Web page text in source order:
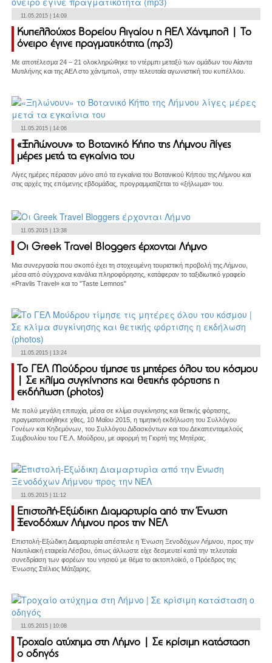
11.05.2015 | 14:09
Κυπελλούχος Βορείου Αιγαίου η ΑΕΛ Χάντμπολ | Το
όνειρο έγινε πραγματικότητα (mp3)
Με αποτέλεσμα 24 – 21 ολοκληρώθηκε το ντέρμπι μεταξύ των ομάδων του Αίαντα
Μυτιλήνης και της ΑΕΛ στο χάντμπολ, στην τελευταία αγωνιστική του κυπέλλου.
11.05.2015 | 14:06
«Ξηλώνουν» το Βοτανικό Κήπο της Λήμνου λίγες
μέρες μετά τα εγκαίνια του
Λίγες ημέρες πέρασαν μόνο από τα εγκαίνια του Βοτανικού Κήπου της Λήμνου και
στις αρχές της επόμενης εβδομάδας, προγραμματίζεται το «ξήλωμα» του.
11.05.2015 | 13:38
Οι Greek Travel Bloggers έρχονται Λήμνο
Μια συνεργασία που σκοπό έχει τη στοχευμένη τουριστική προβολή της Λήμνου,
μέσα από σύγχρονα κανάλια πληροφόρησης, κατάφεραν το ταξιδιωτικό γραφείο
«Pravlis Travel» και το "Taste Lemnos"
11.05.2015 | 13:24
Το ΓΕΛ Μούδρου τίμησε τις μητέρες όλου του κόσμου
| Σε κλίμα συγκίνησης και θετικής φόρτισης η
εκδήλωση (photos)
Με πολύ μεγάλη επιτυχία, μέσα σε κλίμα συγκίνησης και θετικής φόρτισης,
πραγματοποιήθηκε χθες, 10 Μαΐου 2015, η τιμητική εκδήλωση του Συλλόγου
Γονέων και Κηδεμόνων, του Συλλόγου Διδασκόντων και του Δεκαπενταμελούς
Συμβουλίου του ΓΕ.Λ. Μούδρου, με αφορμή τη Γιορτή της Μητέρας.
11.05.2015 | 11:12
Επιστολή-Εξώδικη Διαμαρτυρία από την Ένωση
Ξενοδόχων Λήμνου προς την ΝΕΛ
Επιστολή-Εξώδικη Διαμαρτυρία απέστειλε η Ένωση Ξενοδόχων Λήμνου, προς την
Ναυτιλιακή εταιρεία Λέσβου, όπως άλλωστε είχε δεσμευτεί κατά την τελευταία
συνεδρίαση των φορέων του νησιού με θέμα το ακτοπλοϊκό, ο Πρόεδρος της
Ένωσης Στέλιος Μάτζαρης.
11.05.2015 | 10:08
Τροχαίο ατύχημα στη Λήμνο | Σε κρίσιμη κατάσταση
ο οδηγός